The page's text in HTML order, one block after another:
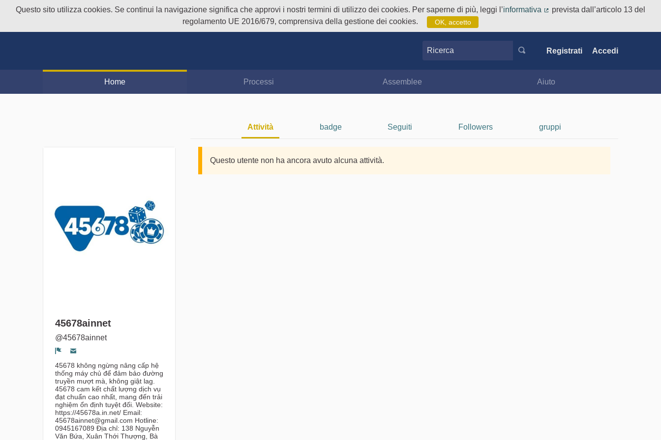
Questo sito utilizza cookies. Se continui la navigazione significa che approvi i nostri termini di utilizzo dei cookies. Per saperne di più, leggi l’informativa
prevista dall’articolo 13 del
regolamento UE 2016/679, comprensiva della gestione dei cookies.
OK, accetto
Ricerca Registrati Accedi
Home Processi Assemblee Aiuto
Attività badge Seguiti Followers gruppi
45678ainnet
@45678ainnet
Segnala un problema
45678 không ngừng nâng cấp hệ
thống máy chủ để đảm bảo đường
truyền mượt mà, không giật lag.
45678 cam kết chất lượng dịch vụ
đạt chuẩn cao nhất, mang đến trải
nghiệm ổn định tuyệt đối. Website:
https://45678a.in.net/ Email:
45678ainnet@gmail.com Hotline:
0945167089 Địa chỉ: 138 Nguyễn
Văn Bứa, Xuân Thới Thượng, Bà
Questo utente non ha ancora avuto alcuna attività.